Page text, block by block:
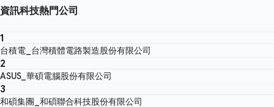
資訊科技熱門公司
1
台積電_台灣積體電路製造股份有限公司
2
ASUS_華碩電腦股份有限公司
3
和碩集團_和碩聯合科技股份有限公司